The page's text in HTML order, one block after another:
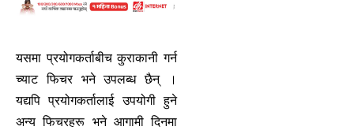
यसमा प्रयोगकर्ताबीच कुराकानी गर्न
च्याट फिचर भने उपलब्ध छैन् ।
यद्यपि प्रयोगकर्तालाई उपयोगी हुने
अन्य फिचरहरू भने आगामी दिनमा